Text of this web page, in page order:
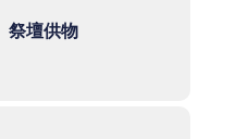
祭壇供物